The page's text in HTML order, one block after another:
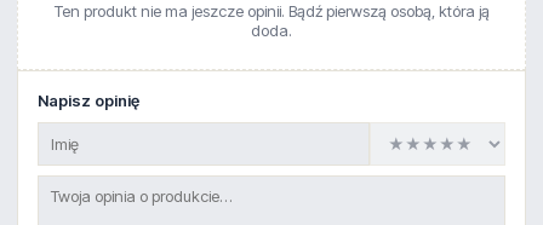
Ten produkt nie ma jeszcze opinii. Bądź pierwszą osobą, która ją
doda.
Napisz opinię